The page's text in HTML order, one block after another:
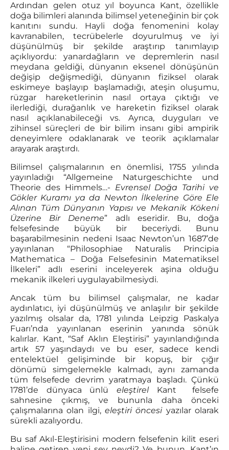
Ardından gelen otuz yıl boyunca Kant, özellikle
doğa bilimleri alanında bilimsel yeteneğinin bir çok
kanıtını sundu. Hayli doğa fenomenini kolay
kavranabilen, tecrübelerle doyurulmuş ve iyi
düşünülmüş bir şekilde araştırıp tanımlayıp
açıklıyordu: yanardağların ve depremlerin nasıl
meydana geldiği, dünyanın eksenel dönüşünün
değişip değişmediği, dünyanın fiziksel olarak
eskimeye başlayıp başlamadığı, ateşin oluşumu,
rüzgar hareketlerinin nasıl ortaya çıktığı ve
ilerlediği, durağanlık ve hareketin fiziksel olarak
nasıl açıklanabileceği vs. Ayrıca, duyguları ve
zihinsel süreçleri de bir bilim insanı gibi ampirik
deneyimlere odaklanarak ve teorik açıklamalar
arayarak araştırdı.
Bilimsel çalışmalarının en önemlisi, 1755 yılında
yayınladığı “Allgemeine Naturgeschichte und
Theorie des Himmels…- Evrensel Doğa Tarihi ve
Gökler Kuramı ya da Newton İlkelerine Göre Ele
Alınan Tüm Dünyanın Yapısı ve Mekanik Kökeni
Üzerine Bir Deneme” adlı eseridir. Bu, doğa
felsefesinde büyük bir beceriydi. Bunu
başarabilmesinin nedeni Isaac Newton’un 1687’de
yayınlanan “Philosophiae Naturalis Principia
Mathematica – Doğa Felsefesinin Matematiksel
İlkeleri” adlı eserini inceleyerek aşina olduğu
mekanik ilkeleri uygulayabilmesiydi.
Ancak tüm bu bilimsel çalışmalar, ne kadar
aydınlatıcı, iyi düşünülmüş ve anlaşılır bir şekilde
yazılmış olsalar da, 1781 yılında Leipzig Paskalya
Fuarı’nda yayınlanan eserinin yanında sönük
kalırlar. Kant, “Saf Aklın Eleştirisi” yayınlandığında
artık 57 yaşındaydı ve bu eser, sadece kendi
entelektüel gelişiminde bir kopuş, bir çığır
dönümü simgelemekle kalmadı, aynı zamanda
tüm felsefede devrim yaratmaya başladı. Çünkü
1781’de dünyaca ünlü eleştirel Kant felsefe
sahnesine çıkmış, ve bununla daha önceki
çalışmalarına olan ilgi, eleştiri öncesiyazılar olarak
sürekli azalıyordu.
Bu saf Akıl-Eleştirisini modern felsefenin kilit eseri